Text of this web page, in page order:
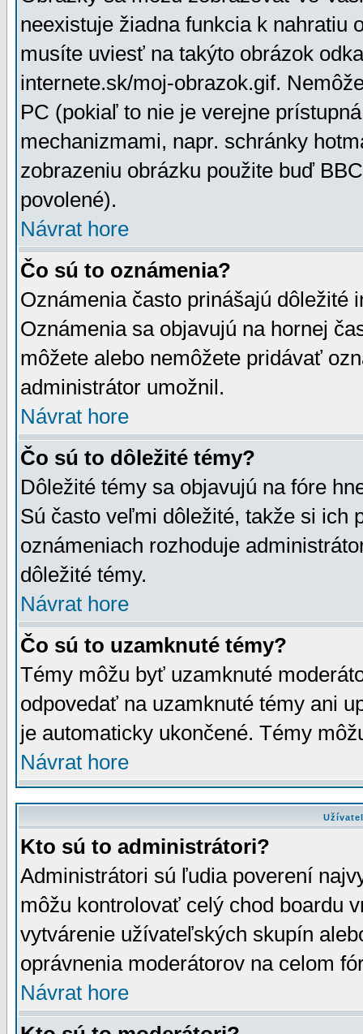
neexistuje žiadna funkcia k nahratiu
musíte uviesť na takýto obrázok
internete.sk/moj-obrazok.gif.
PC (pokiaľ to nie je verejne
mechanizmami, napr. schránky
zobrazeniu obrázku použite buď
povolené).
Návrat hore
Čo sú to oznámenia?
Oznámenia často prinášajú dôležité
Oznámenia sa objavujú na hornej
môžete alebo nemôžete pridávať
administrátor umožnil.
Návrat hore
Čo sú to dôležité témy?
Dôležité témy sa objavujú na fóre
Sú často veľmi dôležité, takže si ich
oznámeniach rozhoduje
dôležité témy.
Návrat hore
Čo sú to uzamknuté témy?
Témy môžu byť uzamknuté
odpovedať na uzamknuté témy ani
je automaticky ukončené. Témy
Návrat hore
Kto sú to administrátori?
Administrátori sú ľudia poverení
môžu kontrolovať celý chod boardu
vytvárenie užívateľských skupín
oprávnenia moderátorov na celom
Návrat hore